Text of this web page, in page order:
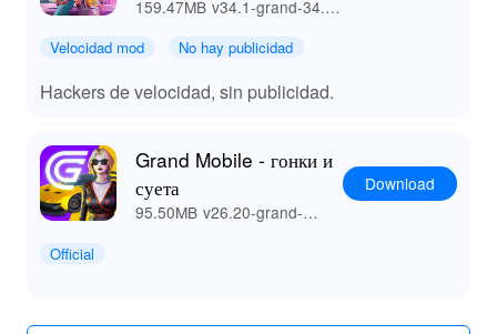
159.47MB v34.1-grand-34.1-
Velocidad mod No hay publicidad
Hackers de velocidad, sin publicidad.
Grand Mobile - гонки и
суета
95.50MB v26.20-grand-
Download
Official